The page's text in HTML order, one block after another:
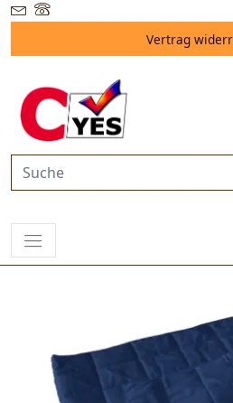
Vertrag